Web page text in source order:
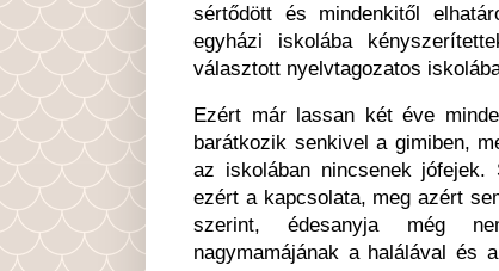
sértődött és mindenkitől
egyházi iskolába
választott nyelvtagozatos
Ezért már lassan két éve
barátkozik senkivel a gimiben,
az iskolában nincsenek jófejek.
ezért a kapcsolata, meg azért
szerint, édesanyja még
nagymamájának a halálával és